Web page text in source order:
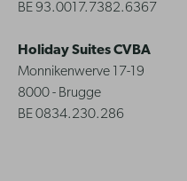
BE 93.0017.7382.6367
Holiday Suites CVBA
Monnikenwerve 17-19
8000 - Brugge
BE 0834.230.286